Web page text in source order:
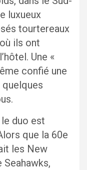
luxueux
tourtereaux
ils ont
Une «
confié une
duo est
que la 60e
les New